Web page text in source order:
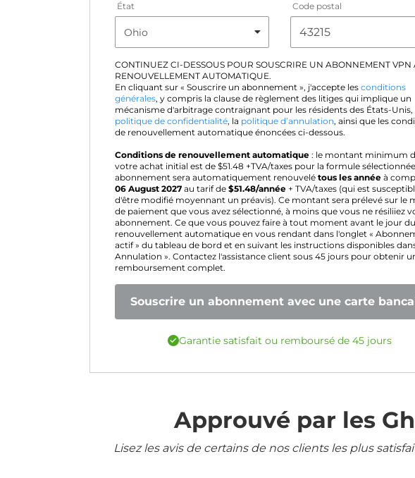
État Code postal
CONTINUEZ CI-DESSOUS POUR SOUSCRIRE UN ABONNEMENT VPN
RENOUVELLEMENT AUTOMATIQUE.
En cliquant sur « Souscrire un abonnement », j'accepte les conditions
générales, y compris la clause de règlement des litiges qui implique un
mécanisme d'arbitrage contraignant pour les résidents des États-Unis,
politique de confidentialité, la politique d’annulation, ainsi que les
de renouvellement automatique énoncées ci-dessous.
Conditions de renouvellement automatique : le montant minimum
votre achat initial est de $51.48 +TVA/taxes pour la formule
abonnement sera automatiquement renouvelé tous les année à
06 August 2027 au tarif de $51.48/année + TVA/taxes (qui est
d'être modifié moyennant un préavis). Ce montant sera prélevé sur le
de paiement que vous avez sélectionné, à moins que vous ne résiliiez
abonnement. Ce que vous pouvez faire à tout moment avant le jour du
renouvellement automatique en vous rendant dans l'onglet «
actif » du tableau de bord et en suivant les instructions disponibles
Annulation ». Contactez l'assistance client sous 45 jours pour obtenir
remboursement complet.
Souscrire un abonnement avec une carte
Garantie satisfait ou remboursé de 45 jours
Approuvé par les
Lisez les avis de certains de nos clients les plus